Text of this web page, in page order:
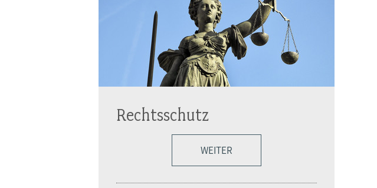
Rechtsschutz
WEITER